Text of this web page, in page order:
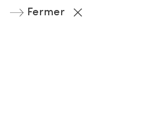
Fermer